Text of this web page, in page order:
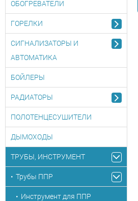
ОБОГРЕВАТЕЛИ
ГОРЕЛКИ
СИГНАЛИЗАТОРЫ И
АВТОМАТИКА
БОЙЛЕРЫ
РАДИАТОРЫ
ПОЛОТЕНЦЕСУШИТЕЛИ
ДЫМОХОДЫ
ТРУБЫ, ИНСТРУМЕНТ
Трубы ППР
Инструмент для ППР